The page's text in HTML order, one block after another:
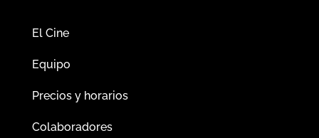
El Cine
Equipo
Precios y horarios
Colaboradores